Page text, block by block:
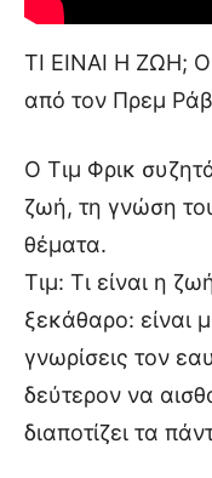
ΤΙ ΕΙΝΑΙ Η ΖΩΗ; Ο
από τον Πρεμ
Ο Τιμ Φρικ
ζωή, τη γνώση
θέματα.
Τιμ: Τι είναι η
ξεκάθαρο: είναι
γνωρίσεις τον
δεύτερον να
διαποτίζει τα